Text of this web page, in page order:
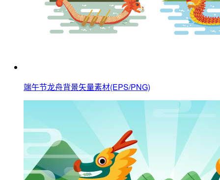
端午节龙舟背景矢量素材(EPS/PNG)